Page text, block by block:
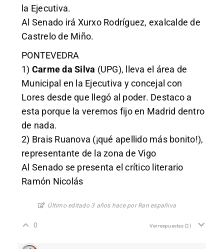
la Ejecutiva.
Al Senado irá Xurxo Rodríguez, exalcalde de
Castrelo de Miño.
PONTEVEDRA
1) Carme da Silva (UPG), lleva el área de
Municipal en la Ejecutiva y concejal con
Lores desde que llegó al poder. Destaco a
esta porque la veremos fijo en Madrid dentro
de nada.
2) Brais Ruanova (¡qué apellido más bonito!),
representante de la zona de Vigo
Al Senado se presenta el crítico literario
Ramón Nicolás
Último editado 3 años hace por Ran españiva
0 Ver respuestas(2)